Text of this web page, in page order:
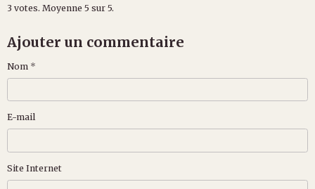
3 votes. Moyenne 5 sur 5.
Ajouter un commentaire
Nom
E-mail
Site Internet